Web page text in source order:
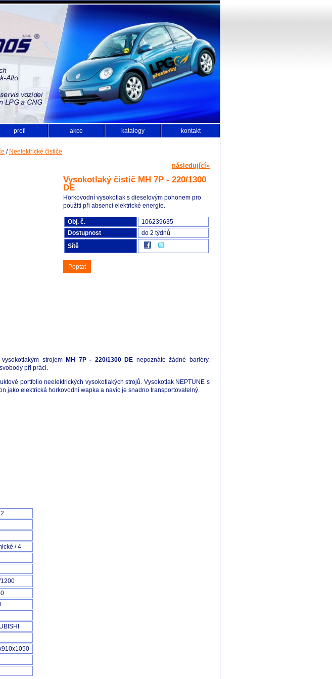
profi akce katalogy kontakt
/ Neelektrické čističe
následující»
Vysokotlaký čistič MH 7P - 220/1300
DE
Horkovodní vysokotlak s dieselovým pohonem pro
použití při absenci elektrické energie.
Obj. č.
106239635
Dostupnost
do 2 týdnů
Sítě
Poptat
strojemMH 7P - 220/1300 DE nepoznáte žádné bariéry.
při práci.
portfolio neelektrických vysokotlakých strojů. Vysokotlak NEPTUNE s
jako elektrická horkovodní wapka a navíc je snadno transportovatelný.
/ 4